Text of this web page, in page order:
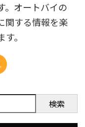
。オートバイの
関する情報を楽
。
検索